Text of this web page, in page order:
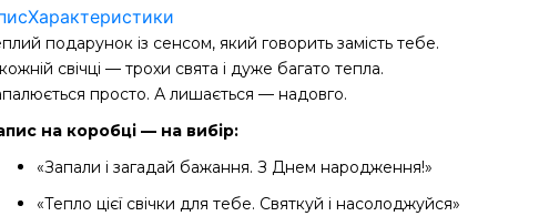
Характеристики
подарунок із сенсом, який говорить замість тебе.
свічці — трохи свята і дуже багато тепла.
просто. А лишається — надовго.
на коробці — на вибір:
«Запали і загадай бажання. З Днем народження!»
«Тепло цієї свічки для тебе. Святкуй і насолоджуйся»